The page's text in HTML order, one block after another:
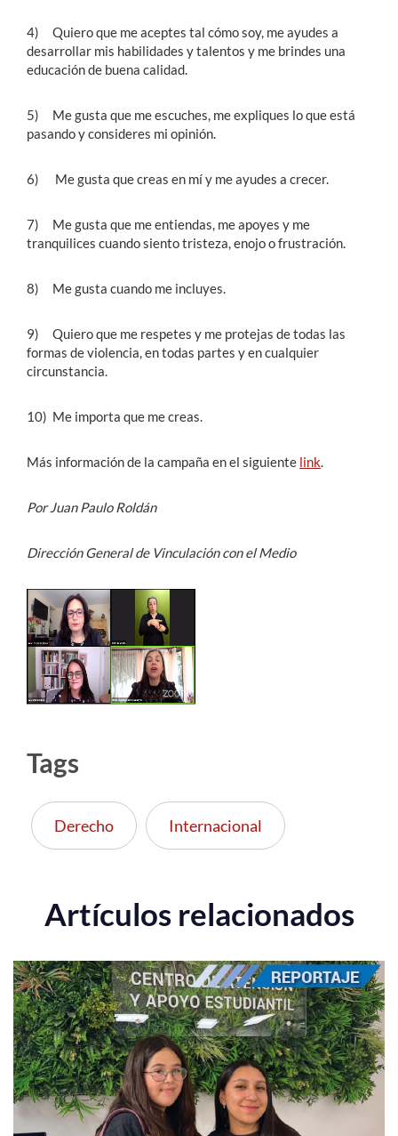
4) Quiero que me aceptes tal cómo soy, me ayudes a
desarrollar mis habilidades y talentos y me brindes una
educación de buena calidad.
5) Me gusta que me escuches, me expliques lo que está
pasando y consideres mi opinión.
6) Me gusta que creas en mí y me ayudes a crecer.
7) Me gusta que me entiendas, me apoyes y me
tranquilices cuando siento tristeza, enojo o frustración.
8) Me gusta cuando me incluyes.
9) Quiero que me respetes y me protejas de todas las
formas de violencia, en todas partes y en cualquier
circunstancia.
10) Me importa que me creas.
Más información de la campaña en el siguiente link.
Por Juan Paulo Roldán
Dirección General de Vinculación con el Medio
Tags
Derecho Internacional
Artículos relacionados